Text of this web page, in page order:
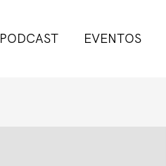
PODCAST EVENTOS